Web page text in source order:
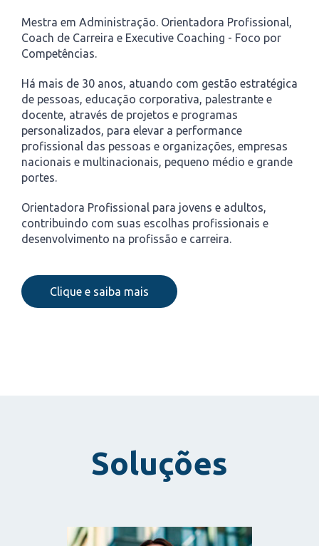
Mestra em Administração. Orientadora Profissional,
Coach de Carreira e Executive Coaching - Foco por
Competências.
Há mais de 30 anos, atuando com gestão estratégica
de pessoas, educação corporativa, palestrante e
docente, através de projetos e programas
personalizados, para elevar a performance
profissional das pessoas e organizações, empresas
nacionais e multinacionais, pequeno médio e grande
portes.
Orientadora Profissional para jovens e adultos,
contribuindo com suas escolhas profissionais e
desenvolvimento na profissão e carreira.
Clique e saiba mais
Soluções